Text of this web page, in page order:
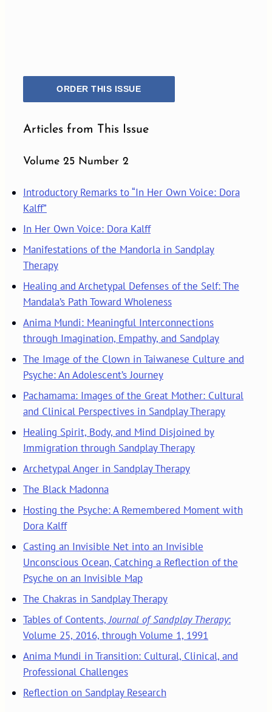
ORDER THIS ISSUE
Articles from This Issue
Volume 25 Number 2
Introductory Remarks to “In Her Own Voice: Dora
Kalff”
In Her Own Voice: Dora Kalff
Manifestations of the Mandorla in Sandplay
Therapy
Healing and Archetypal Defenses of the Self: The
Mandala’s Path Toward Wholeness
Anima Mundi: Meaningful Interconnections
through Imagination, Empathy, and Sandplay
The Image of the Clown in Taiwanese Culture and
Psyche: An Adolescent’s Journey
Pachamama: Images of the Great Mother: Cultural
and Clinical Perspectives in Sandplay Therapy
Healing Spirit, Body, and Mind Disjoined by
Immigration through Sandplay Therapy
Archetypal Anger in Sandplay Therapy
The Black Madonna
Hosting the Psyche: A Remembered Moment with
Dora Kalff
Casting an Invisible Net into an Invisible
Unconscious Ocean, Catching a Reflection of the
Psyche on an Invisible Map
The Chakras in Sandplay Therapy
Tables of Contents,Journal of Sandplay Therapy:
Volume 25, 2016, through Volume 1, 1991
Anima Mundi in Transition: Cultural, Clinical, and
Professional Challenges
Reflection on Sandplay Research